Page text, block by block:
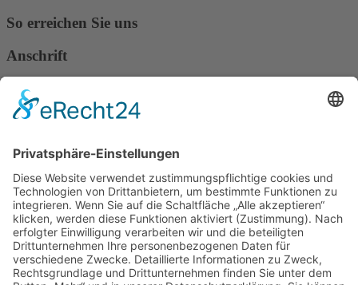
So erreichen Sie uns
Anschrift
Verband Deutscher Tierheilpraktiker e.V.
Verbandsverwaltung
Am Rosenbraken 12
E-Mail
Diese E-Mail-Adresse ist vor Spambots geschützt! Zur Anzeige
muss JavaScript eingeschaltet sein!
Diese E-Mail-Adresse ist vor Spambots geschützt! Zur Anzeige
muss JavaScript eingeschaltet sein!
Telefon Service-Team